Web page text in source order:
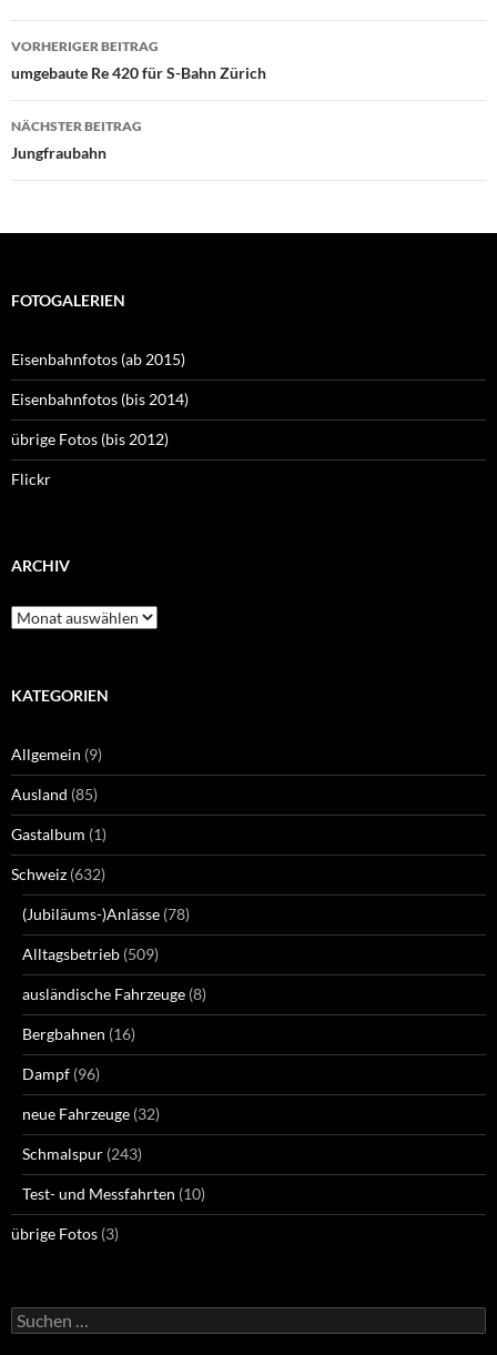
Beitragsnavigation
VORHERIGER BEITRAG
umgebaute Re 420 für S-Bahn Zürich
NÄCHSTER BEITRAG
Jungfraubahn
FOTOGALERIEN
Eisenbahnfotos (ab 2015)
Eisenbahnfotos (bis 2014)
übrige Fotos (bis 2012)
Flickr
ARCHIV
Archiv
KATEGORIEN
Allgemein (9)
Ausland (85)
Gastalbum (1)
Schweiz (632)
(Jubiläums-)Anlässe (78)
Alltagsbetrieb (509)
ausländische Fahrzeuge (8)
Bergbahnen (16)
Dampf (96)
neue Fahrzeuge (32)
Schmalspur (243)
Test- und Messfahrten (10)
übrige Fotos (3)
Suchen
nach: